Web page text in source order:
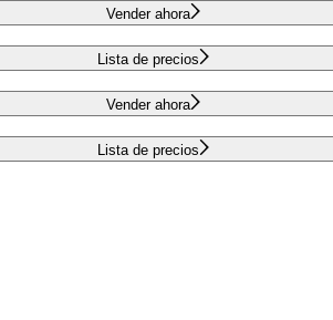
Vender ahora
Lista de precios
Vender ahora
Lista de precios